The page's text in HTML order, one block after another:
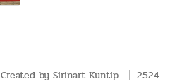
Created by Sirinart Kuntip 2524